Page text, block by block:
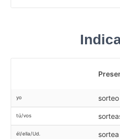
yo sorteo
tú/vos
él/ella/Ud. sortea